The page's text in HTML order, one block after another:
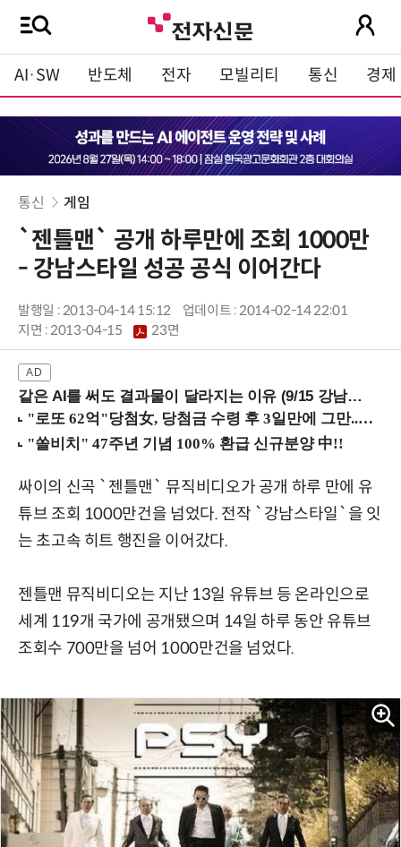
AI·SW 반도체 전자 모빌리티 통신 경제
통신 게임
`젠틀맨` 공개 하루만에 조회 1000만
- 강남스타일 성공 공식 이어간다
발행일 : 2013-04-14 15:12
업데이트 : 2014-02-14 22:01
지면 :2013-04-15 23면
같은 AI를 써도 결과물이 달라지는 이유 (9/15 강남역)
싸이의 신곡 `젠틀맨` 뮤직비디오가 공개 하루 만에 유
튜브 조회 1000만건을 넘었다. 전작 `강남스타일`을 잇
는 초고속 히트 행진을 이어갔다.
젠틀맨 뮤직비디오는 지난 13일 유튜브 등 온라인으로
세계 119개 국가에 공개됐으며 14일 하루 동안 유튜브
조회수 700만을 넘어 1000만건을 넘었다.